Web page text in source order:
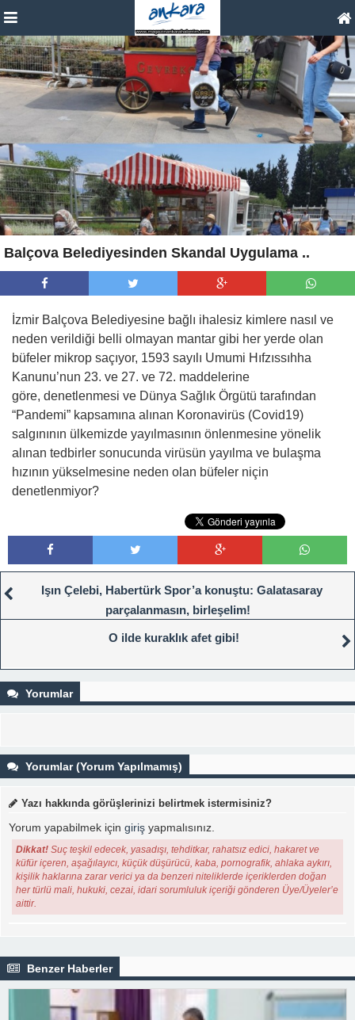
Balçova Belediyesinden Skandal Uygulama ..
İzmir Balçova Belediyesine bağlı ihalesiz kimlere nasıl ve
neden verildiği belli olmayan mantar gibi her yerde olan
büfeler mikrop saçıyor, 1593 sayılı Umumi Hıfzıssıhha
Kanunu’nun 23. ve 27. ve 72. maddelerine
göre, denetlenmesi ve Dünya Sağlık Örgütü tarafından
“Pandemi” kapsamına alınan Koronavirüs (Covid­19)
salgınının ülkemizde yayılmasının önlenmesine yönelik
alınan tedbirler sonucunda virüsün yayılma ve bulaşma
hızının yükselmesine neden olan büfeler niçin
denetlenmiyor?
Işın Çelebi, Habertürk Spor’a konuştu: Galatasaray
parçalanmasın, birleşelim!
O ilde kuraklık afet gibi!
Yorumlar
Yorumlar (Yorum Yapılmamış)
Yazı hakkında görüşlerinizi belirtmek istermisiniz?
Yorum yapabilmek için giriş yapmalısınız.
Dikkat! Suç teşkil edecek, yasadışı, tehditkar, rahatsız edici, hakaret ve
küfür içeren, aşağılayıcı, küçük düşürücü, kaba, pornografik, ahlaka aykırı,
kişilik haklarına zarar verici ya da benzeri niteliklerde içeriklerden doğan
her türlü mali, hukuki, cezai, idari sorumluluk içeriği gönderen Üye/Üyeler’e
aittir.
Benzer Haberler